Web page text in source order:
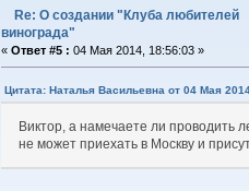
Re: О создании "Клуба любителей
винограда"
« Ответ #5 : 04 Мая 2014, 18:56:03 »
Цитата: Наталья Васильевна от 04 Мая
Виктор, а намечаете ли проводить
не может приехать в Москву и